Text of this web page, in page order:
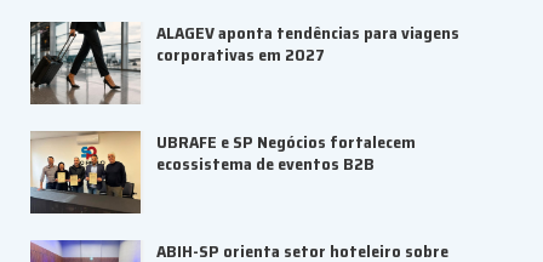
ALAGEV aponta tendências para viagens
corporativas em 2027
UBRAFE e SP Negócios fortalecem
ecossistema de eventos B2B
ABIH-SP orienta setor hoteleiro sobre